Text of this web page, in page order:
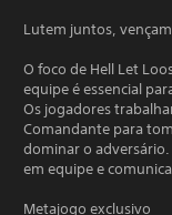
Lutem juntos,
O foco de Hell Let
equipe é essencial
Os jogadores
Comandante para
dominar o
em equipe e
Metajogo exclusivo